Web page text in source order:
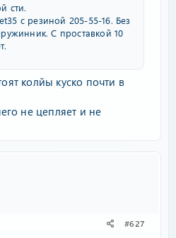
сти.
с резиной 205-55-16. Без
С проставкой 10
колйы куско почти в
не цепляет и не
#627